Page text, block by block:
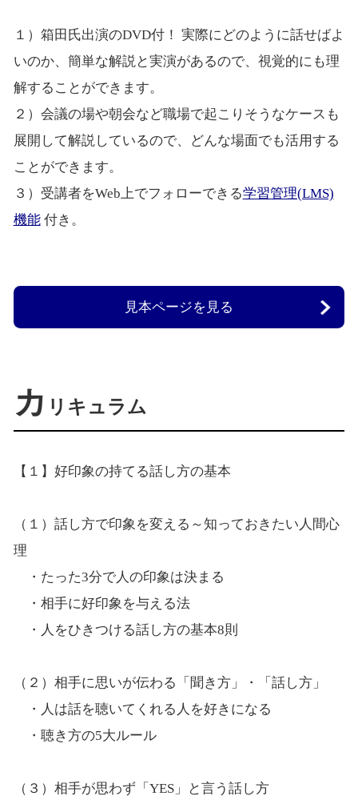
１）箱田氏出演のDVD付！ 実際にどのように話せばよ
いのか、簡単な解説と実演があるので、視覚的にも理
解することができます。
２）会議の場や朝会など職場で起こりそうなケースも
展開して解説しているので、どんな場面でも活用する
ことができます。
３）受講者をWeb上でフォローできる学習管理(LMS)
機能付き。
見本ページを見る
カ リキュラム
【１】好印象の持てる話し方の基本
（１）話し方で印象を変える～知っておきたい人間心
理
・たった3分で人の印象は決まる
・相手に好印象を与える法
・人をひきつける話し方の基本8則
（２）相手に思いが伝わる「聞き方」・「話し方」
・人は話を聴いてくれる人を好きになる
・聴き方の5大ルール
（３）相手が思わず「YES」と言う話し方